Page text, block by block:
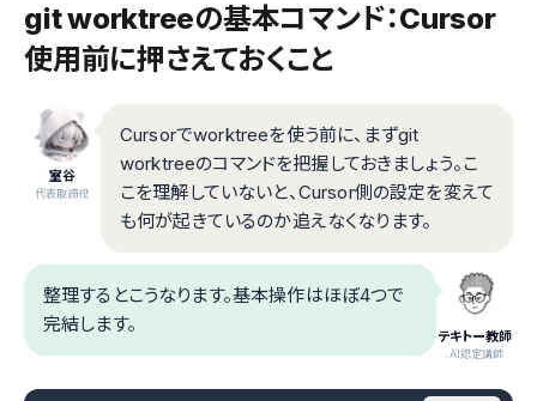
git worktreeの基本コマンド：Cursor
使用前に押さえておくこと
室谷
代表取締役
Cursorでworktreeを使う前に、まずgit
worktreeのコマンドを把握しておきましょう。こ
こを理解していないと、Cursor側の設定を変えて
も何が起きているのか追えなくなります。
テキトー教師
.AI認定講師
整理するとこうなります。基本操作はほぼ4つで
完結します。